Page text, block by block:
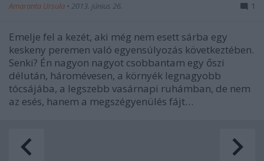
Amaranta Ursula • 2013. június 26. 1
Emelje fel a kezét, aki még nem esett sárba egy
keskeny peremen való egyensúlyozás következtében.
Senki? Én nagyon nagyot csobbantam egy őszi
délután, háromévesen, a környék legnagyobb
tócsájába, a legszebb vasárnapi ruhámban, de nem
az esés, hanem a megszégyenülés fájt…